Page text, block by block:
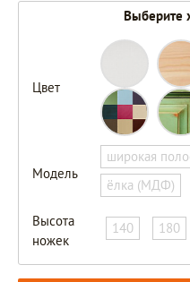
Выберите
Цвет
Модель
широкая
ёлка (МДФ)
Высота
ножек
140 180